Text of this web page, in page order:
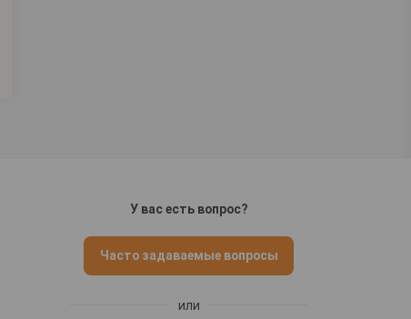
У вас есть вопрос?
Часто задаваемые вопросы
или